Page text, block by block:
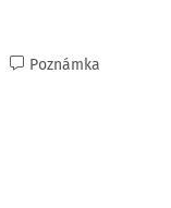
Poznámka